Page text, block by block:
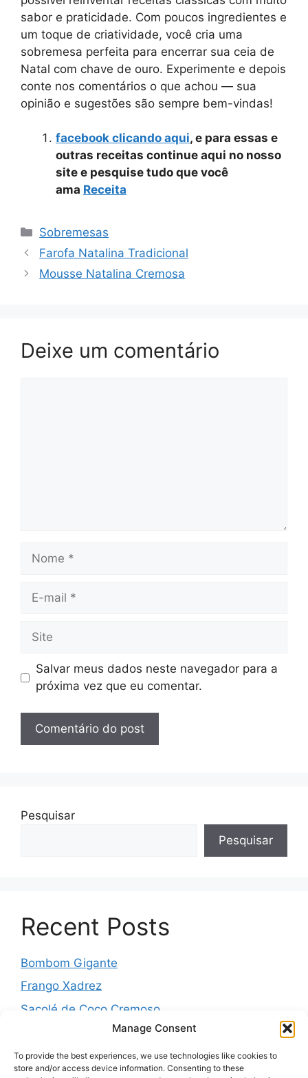
Manage Consent
To provide the best experiences, we use technologies like cookies to
store and/or access device information. Consenting to these
sabor e praticidade. Com poucos ingredientes e
um toque de criatividade, você cria uma
sobremesa perfeita para encerrar sua ceia de
Natal com chave de ouro. Experimente e depois
conte nos comentários o que achou — sua
opinião e sugestões são sempre bem-vindas!
facebook clicando aqui, e para essas e
outras receitas continue aqui no nosso
site e pesquise tudo que você
ama Receita
Categorias
Sobremesas
Farofa Natalina Tradicional
Mousse Natalina Cremosa
Deixe um comentário
Nome
Site
Salvar meus dados neste navegador para a
próxima vez que eu comentar.
Pesquisar
Pesquisar
Recent Posts
Bombom Gigante
Frango Xadrez
Sacolé de Coco Cremoso
Torta de cebola molhadinha
Pernil Assado com Laranja, Alho e Ervas